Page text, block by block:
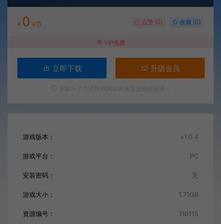
¥ 0 V币 点赞 (0) 收藏 (0)
VIP免费
立即下载 升级会员
游戏版本： v1.0.4
游戏平台： PC
安装密码： 无
游戏大小： 1.71GB
资源编号： 110115